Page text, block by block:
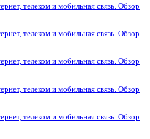
телеком и мобильная связь. Обзор
телеком и мобильная связь. Обзор
телеком и мобильная связь. Обзор
телеком и мобильная связь. Обзор
телеком и мобильная связь. Обзор